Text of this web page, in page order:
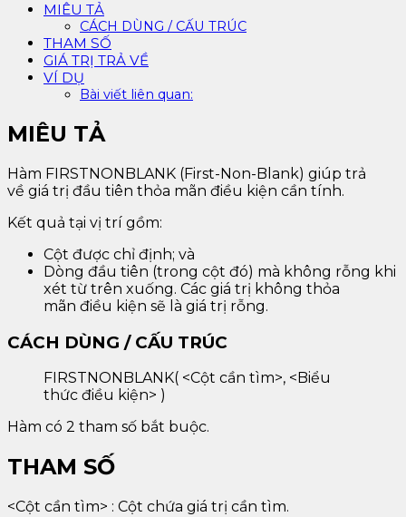
MIÊU TẢ
CÁCH DÙNG / CẤU TRÚC
THAM SỐ
GIÁ TRỊ TRẢ VỀ
VÍ DỤ
Bài viết liên quan:
MIÊU TẢ
Hàm FIRSTNONBLANK (First-Non-Blank) giúp trả
về giá trị đầu tiên thỏa mãn điều kiện cần tính.
Kết quả tại vị trí gồm:
Cột được chỉ định; và
Dòng đầu tiên (trong cột đó) mà không rỗng khi
xét từ trên xuống. Các giá trị không thỏa
mãn điều kiện sẽ là giá trị rỗng.
CÁCH DÙNG / CẤU TRÚC
FIRSTNONBLANK( <Cột cần tìm>, <Biểu
thức điều kiện> )
Hàm có 2 tham số bắt buộc.
THAM SỐ
<Cột cần tìm> : Cột chứa giá trị cần tìm.